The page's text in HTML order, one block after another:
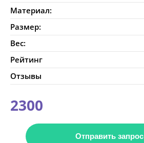
Материал:
Размер:
Вес:
Рейтинг
Отзывы
2300
Отправить запрос